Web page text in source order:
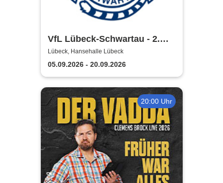
VfL Lübeck-Schwartau - 2.
Handball Bundesliga Saison
2026/2027
Lübeck, Hansehalle Lübeck
05.09.2026 - 20.09.2026
20:00 Uhr